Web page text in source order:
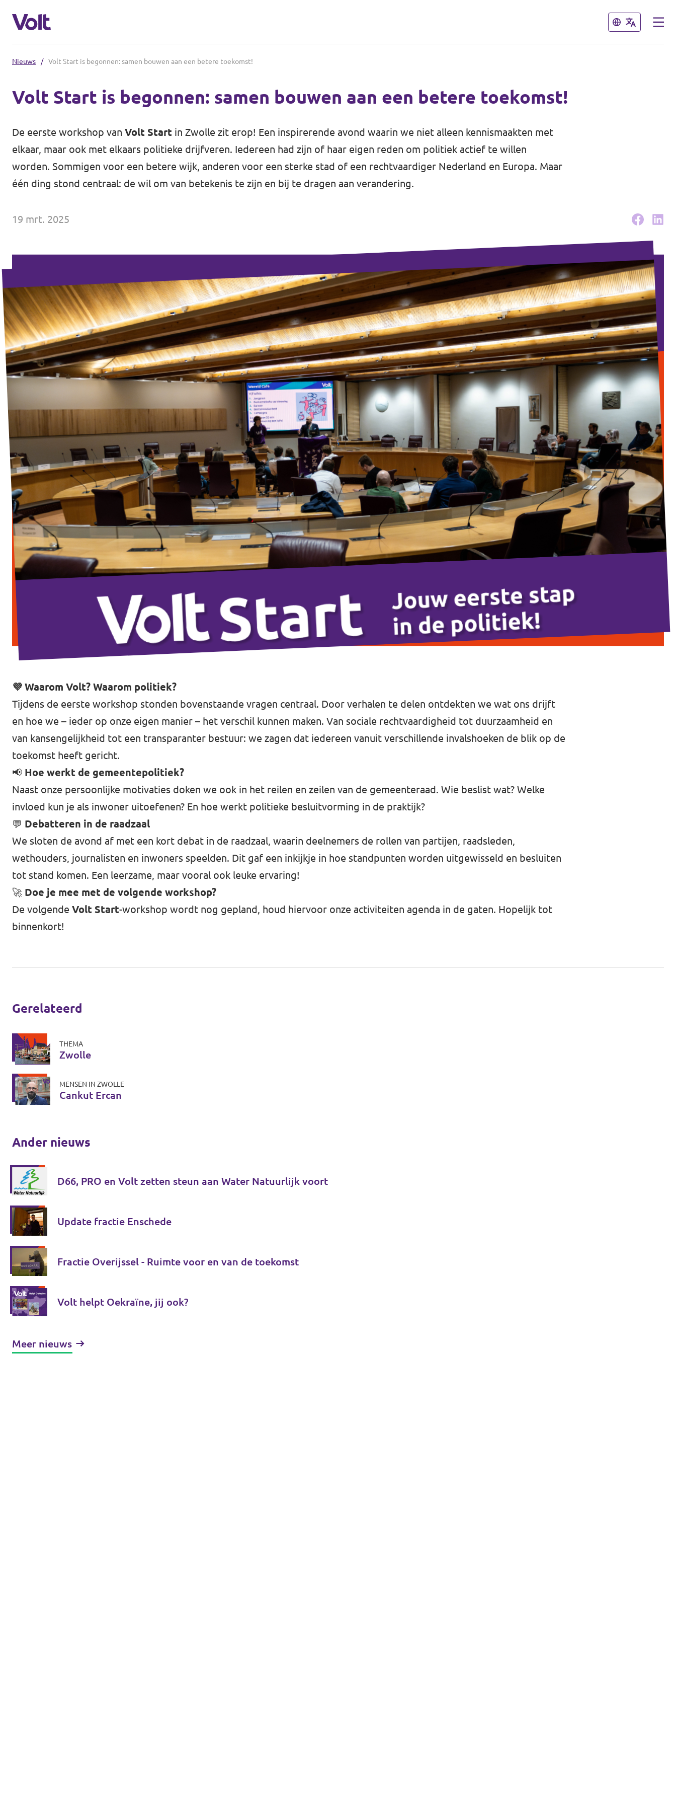
Sluiten
Volt Almelo
Volt Enschede
Volt Hengelo
Volt Zwolle
Sluiten
Over Volt
Mensen
Nieuws
Gemeenteraadsverkiezingen 2026
Doneer
Voor leden
Vacatures
Almelo
Deventer
Enschede
Hengelo
Zwolle
Nieuws / Volt Start is begonnen: samen bouwen aan een betere toekomst!
Volt Start is begonnen: samen bouwen aan een betere toekomst!
De eerste workshop van Volt Start in Zwolle zit erop! Een inspirerende avond waarin we niet alleen kennismaakten met
elkaar, maar ook met elkaars politieke drijfveren. Iedereen had zijn of haar eigen reden om politiek actief te willen
worden. Sommigen voor een betere wijk, anderen voor een sterke stad of een rechtvaardiger Nederland en Europa. Maar
één ding stond centraal: de wil om van betekenis te zijn en bij te dragen aan verandering.
19 mrt. 2025
💜 Waarom Volt? Waarom politiek?
Tijdens de eerste workshop stonden bovenstaande vragen centraal. Door verhalen te delen ontdekten we wat ons drijft
en hoe we – ieder op onze eigen manier – het verschil kunnen maken. Van sociale rechtvaardigheid tot duurzaamheid en
van kansengelijkheid tot een transparanter bestuur: we zagen dat iedereen vanuit verschillende invalshoeken de blik op de
toekomst heeft gericht.
📢 Hoe werkt de gemeentepolitiek?
Naast onze persoonlijke motivaties doken we ook in het reilen en zeilen van de gemeenteraad. Wie beslist wat? Welke
invloed kun je als inwoner uitoefenen? En hoe werkt politieke besluitvorming in de praktijk?
💬 Debatteren in de raadzaal
We sloten de avond af met een kort debat in de raadzaal, waarin deelnemers de rollen van partijen, raadsleden,
wethouders, journalisten en inwoners speelden. Dit gaf een inkijkje in hoe standpunten worden uitgewisseld en besluiten
tot stand komen. Een leerzame, maar vooral ook leuke ervaring!
🚀 Doe je mee met de volgende workshop?
De volgende Volt Start-workshop wordt nog gepland, houd hiervoor onze activiteiten agenda in de gaten. Hopelijk tot
binnenkort!
Gerelateerd
THEMA
Zwolle
MENSEN IN ZWOLLE
Cankut Ercan
Ander nieuws
D66, PRO en Volt zetten steun aan Water Natuurlijk voort
Update fractie Enschede
Fractie Overijssel - Ruimte voor en van de toekomst
Volt helpt Oekraïne, jij ook?
Meer nieuws